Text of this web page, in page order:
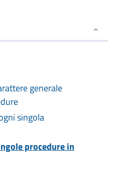
generale
singola
procedure in